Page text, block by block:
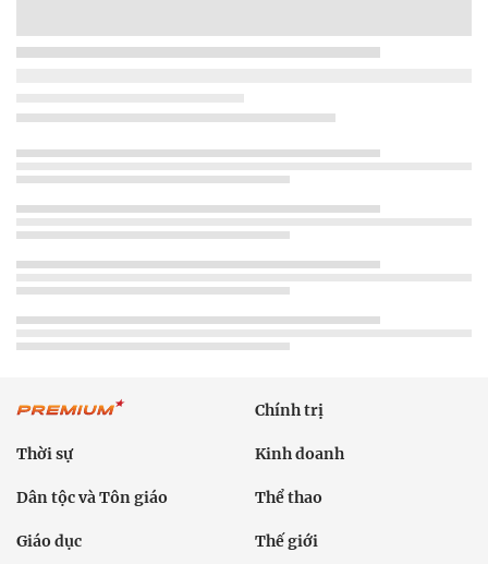
Chính trị
Thời sự Kinh doanh
Dân tộc và Tôn giáo Thể thao
Giáo dục Thế giới